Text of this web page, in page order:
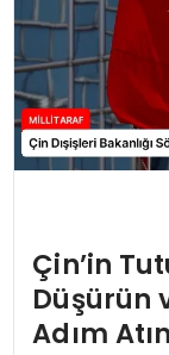
Çin’in
Düşürün
Adım Atın